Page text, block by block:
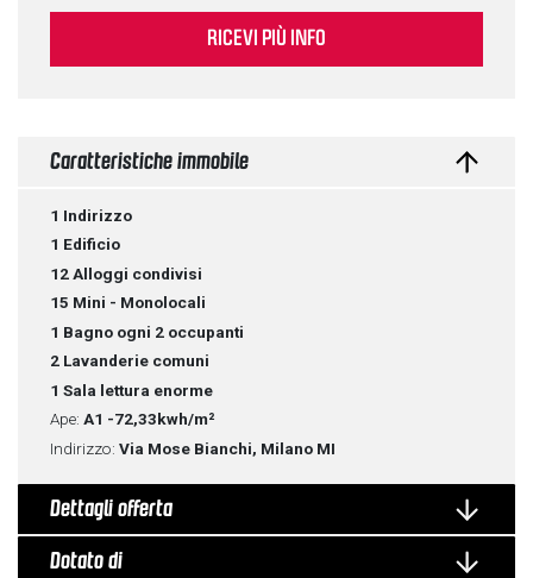
RICEVI PIÙ INFO
Caratteristiche immobile
1 Indirizzo
1 Edificio
12 Alloggi condivisi
15 Mini - Monolocali
1 Bagno ogni 2 occupanti
2 Lavanderie comuni
1 Sala lettura enorme
Ape:A1 -72,33kwh/m²
Indirizzo:Via Mose Bianchi, Milano MI
Dettagli offerta
Dotato di